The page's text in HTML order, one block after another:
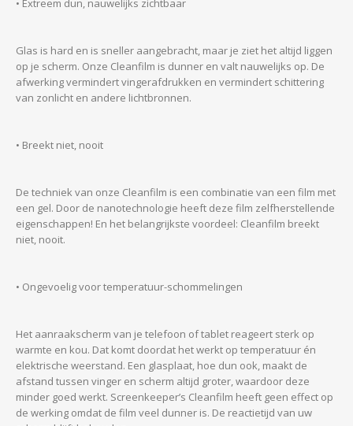
• Extreem dun, nauwelijks zichtbaar
Glas is hard en is sneller aangebracht, maar je ziet het altijd liggen
op je scherm. Onze Cleanfilm is dunner en valt nauwelijks op. De
afwerking vermindert vingerafdrukken en vermindert schittering
van zonlicht en andere lichtbronnen.
• Breekt niet, nooit
De techniek van onze Cleanfilm is een combinatie van een film met
een gel. Door de nanotechnologie heeft deze film zelfherstellende
eigenschappen! En het belangrijkste voordeel: Cleanfilm breekt
niet, nooit.
• Ongevoelig voor temperatuur-schommelingen
Het aanraakscherm van je telefoon of tablet reageert sterk op
warmte en kou. Dat komt doordat het werkt op temperatuur én
elektrische weerstand. Een glasplaat, hoe dun ook, maakt de
afstand tussen vinger en scherm altijd groter, waardoor deze
minder goed werkt. Screenkeeper’s Cleanfilm heeft geen effect op
de werking omdat de film veel dunner is. De reactietijd van uw